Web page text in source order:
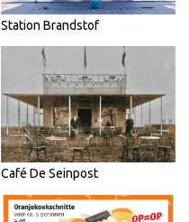
Station Brandstof
Café De Seinpost